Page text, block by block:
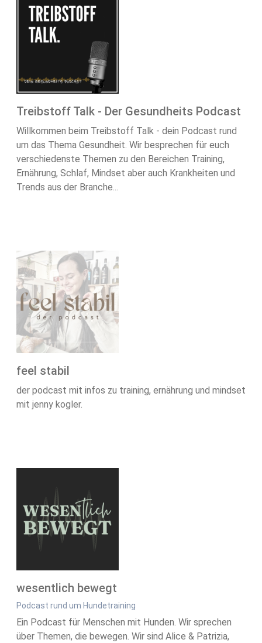
Treibstoff Talk - Der Gesundheits Podcast
Willkommen beim Treibstoff Talk - dein Podcast rund
um das Thema Gesundheit. Wir besprechen für euch
verschiedenste Themen zu den Bereichen Training,
Ernährung, Schlaf, Mindset aber auch Krankheiten und
Trends aus der Branche...
feel stabil
der podcast mit infos zu training, ernährung und mindset
mit jenny kogler.
wesentlich bewegt
Podcast rund um Hundetraining
Ein Podcast für Menschen mit Hunden. Wir sprechen
über Themen, die bewegen. Wir sind Alice & Patrizia,